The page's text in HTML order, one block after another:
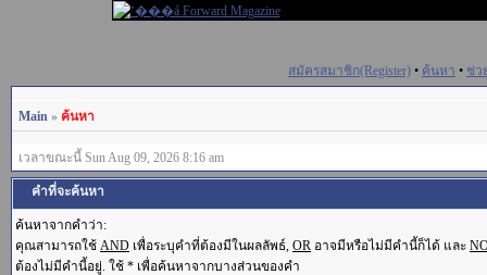
สมัครสมาชิก(Register) • ค้นหา • ช่ว
Main » ค้นหา
เวลาขณะนี้ Sun Aug 09, 2026 8:16 am
คำที่จะค้นหา
ค้นหาจากคำว่า:
คุณสามารถใช้ AND เพื่อระบุคำที่ต้องมีในผลลัพธ์, OR อาจมีหรือไม่มีคำนี้ก็ได้ และ
ต้องไม่มีคำนี้อยู่. ใช้ * เพื่อค้นหาจากบางส่วนของคำ